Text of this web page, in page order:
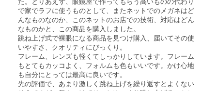
で家でラフに使うものとして、またネットでのメガネはど
んなものなのか、このネットのお店での技術、対応はどん
なものかと、この商品を購入しました。
跳ね上げ式で裸眼になる商品を見つけ購入、届いてその使
いやすさ、クオリティにびっくり。
フレーム、レンズも軽くてしっかりしています。フレーム
もとてもカッコよく、フォルムも色もいいです。かけ心地
も自分にとっては最高に良いです。
先の評価で、あまり激しく跳ね上げを繰り返すとよくない